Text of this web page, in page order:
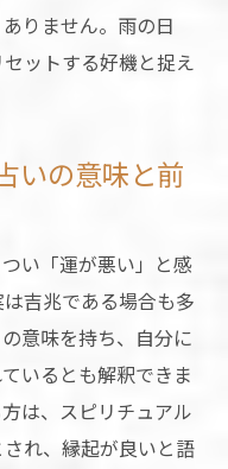
りません。雨の日
ットする好機と捉え
いの意味と前
い「運が悪い」と感
吉兆である場合も多
意味を持ち、自分に
いるとも解釈できま
は、スピリチュアル
れ、縁起が良いと語